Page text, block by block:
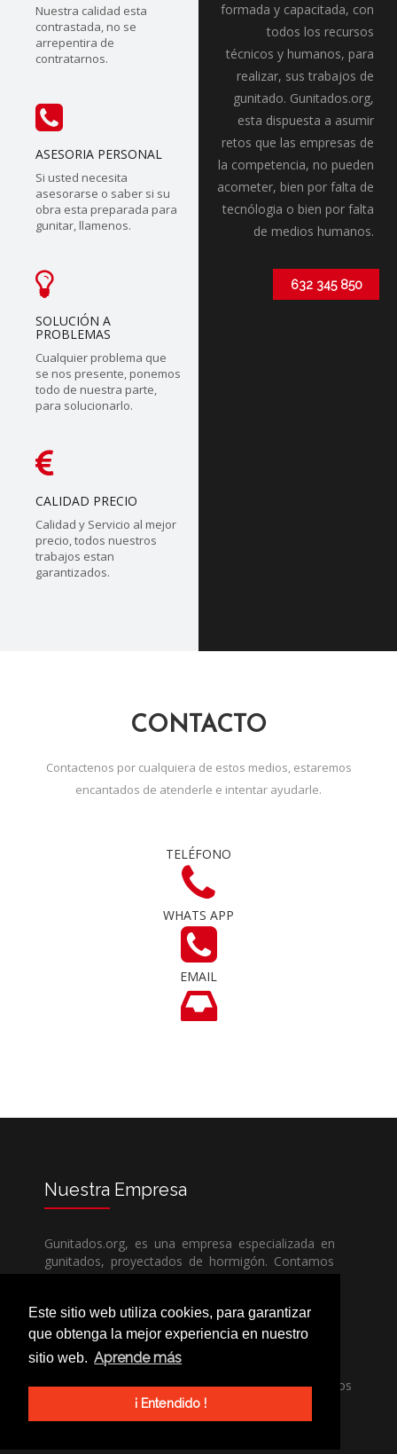
Este sitio web utiliza cookies, para garantizar
que obtenga la mejor experiencia en nuestro
sitio web. Aprende más
¡ Entendido !
Nuestra calidad esta
contrastada, no se
arrepentira de
contratarnos.
ASESORIA PERSONAL
Si usted necesita
asesorarse o saber si su
obra esta preparada para
gunitar, llamenos.
SOLUCIÓN A
PROBLEMAS
Cualquier problema que
se nos presente, ponemos
todo de nuestra parte,
para solucionarlo.
CALIDAD PRECIO
Calidad y Servicio al mejor
precio, todos nuestros
trabajos estan
garantizados.
formada y capacitada, con
todos los recursos
técnicos y humanos, para
realizar, sus trabajos de
gunitado. Gunitados.org,
esta dispuesta a asumir
retos que las empresas de
la competencia, no pueden
acometer, bien por falta de
tecnólogia o bien por falta
de medios humanos.
632 345 850
CONTACTO
Contactenos por cualquiera de estos medios, estaremos
encantados de atenderle e intentar ayudarle.
TELÉFONO
WHATS APP
EMAIL
Nuestra Empresa
Gunitados.org, es una empresa especializada en
gunitados, proyectados de hormigón. Contamos
con todos los medios humanos y técnicos, para
competencia.
Si necesita una empresa de gunitados, no dude
en llamarnos, nuestros técnicos estran encantados
de poder ayudarle, ya sea usted particular o
profesional.